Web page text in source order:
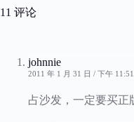
11 评论
johnnie
2011 年 1 月 31 日 / 下午 11:51
占沙发，一定要买正